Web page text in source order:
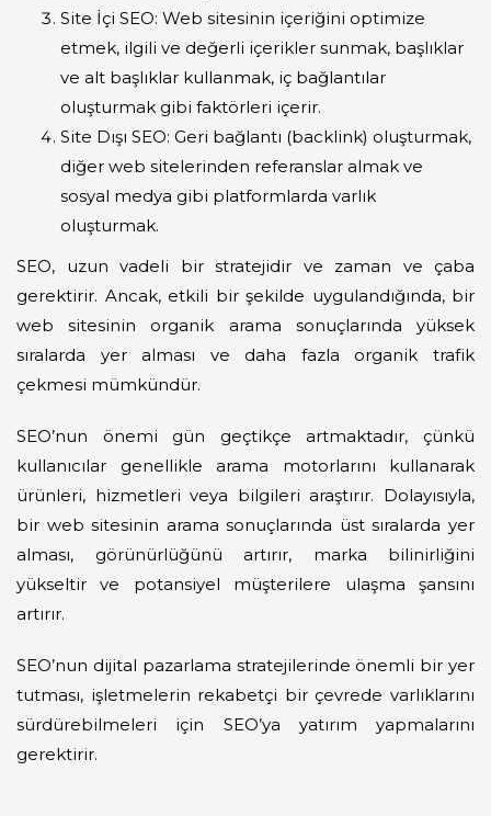
Site İçi SEO: Web sitesinin içeriğini optimize
etmek, ilgili ve değerli içerikler sunmak, başlıklar
ve alt başlıklar kullanmak, iç bağlantılar
oluşturmak gibi faktörleri içerir.
Site Dışı SEO: Geri bağlantı (backlink) oluşturmak,
diğer web sitelerinden referanslar almak ve
sosyal medya gibi platformlarda varlık
oluşturmak.
SEO, uzun vadeli bir stratejidir ve zaman ve çaba
gerektirir. Ancak, etkili bir şekilde uygulandığında, bir
web sitesinin organik arama sonuçlarında yüksek
sıralarda yer alması ve daha fazla organik trafik
çekmesi mümkündür.
SEO’nun önemi gün geçtikçe artmaktadır, çünkü
kullanıcılar genellikle arama motorlarını kullanarak
ürünleri, hizmetleri veya bilgileri araştırır. Dolayısıyla,
bir web sitesinin arama sonuçlarında üst sıralarda yer
alması, görünürlüğünü artırır, marka bilinirliğini
yükseltir ve potansiyel müşterilere ulaşma şansını
artırır.
SEO’nun dijital pazarlama stratejilerinde önemli bir yer
tutması, işletmelerin rekabetçi bir çevrede varlıklarını
sürdürebilmeleri için SEO’ya yatırım yapmalarını
gerektirir.